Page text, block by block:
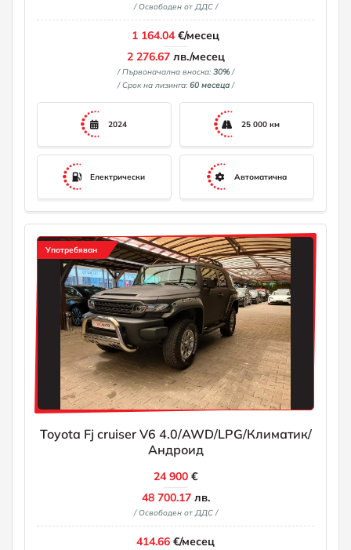
/ Освободен от ДДС /
1 164.04€/месец
2 276.67лв./месец
/ Първоначална вноска: 30%/
/ Срок на лизинга: 60 месеца/
2024 25 000 км
Електрически Автоматична
Употребяван
Toyota Fj cruiser V6 4.0/AWD/LPG/Климатик/
Андроид
24 900 €
48 700.17лв.
/ Освободен от ДДС /
414.66 €/месец